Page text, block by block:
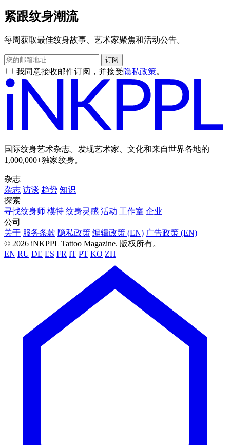
紧跟纹身潮流
每周获取最佳纹身故事、艺术家聚焦和活动公告。
订阅
我同意接收邮件订阅，并接受隐私政策。
国际纹身艺术杂志。发现艺术家、文化和来自世界各地的
1,000,000+独家纹身。
杂志
杂志 访谈 趋势 知识
探索
寻找纹身师 模特 纹身灵感 活动 工作室 企业
公司
关于 服务条款 隐私政策 编辑政策 (EN) 广告政策 (EN)
© 2026 iNKPPL Tattoo Magazine. 版权所有。
EN RU DE ES FR IT PT KO ZH